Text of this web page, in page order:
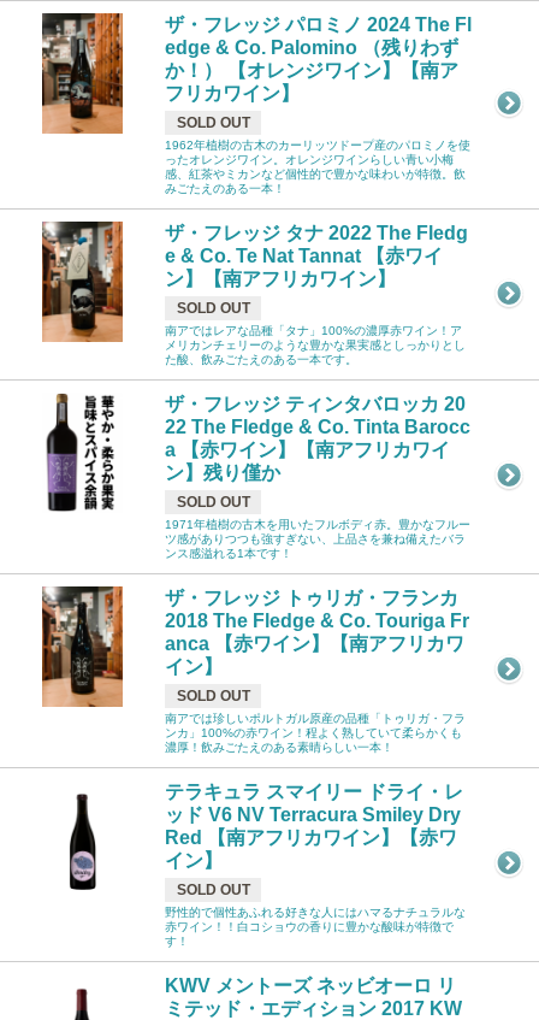
ザ・フレッジ パロミノ 2024 The Fl
edge & Co. Palomino （残りわず
か！） 【オレンジワイン】【南ア
フリカワイン】
SOLD OUT
1962年植樹の古木のカーリッツドープ産のパロミノを使
ったオレンジワイン。オレンジワインらしい青い小梅
感、紅茶やミカンなど個性的で豊かな味わいが特徴。飲
みごたえのある一本！
ザ・フレッジ タナ 2022 The Fledg
e & Co. Te Nat Tannat 【赤ワイ
ン】【南アフリカワイン】
SOLD OUT
南アではレアな品種「タナ」100%の濃厚赤ワイン！ア
メリカンチェリーのような豊かな果実感としっかりとし
た酸、飲みごたえのある一本です。
ザ・フレッジ ティンタバロッカ 20
22 The Fledge & Co. Tinta Barocc
a 【赤ワイン】【南アフリカワイ
ン】残り僅か
SOLD OUT
1971年植樹の古木を用いたフルボディ赤。豊かなフルー
ツ感がありつつも強すぎない、上品さを兼ね備えたバラ
ンス感溢れる1本です！
ザ・フレッジ トゥリガ・フランカ
2018 The Fledge & Co. Touriga Fr
anca 【赤ワイン】【南アフリカワ
イン】
SOLD OUT
南アでは珍しいポルトガル原産の品種「トゥリガ・フラ
ンカ」100%の赤ワイン！程よく熟していて柔らかくも
濃厚！飲みごたえのある素晴らしい一本！
テラキュラ スマイリー ドライ・レ
ッド V6 NV Terracura Smiley Dry
Red 【南アフリカワイン】【赤ワ
イン】
SOLD OUT
野性的で個性あふれる好きな人にはハマるナチュラルな
赤ワイン！！白コショウの香りに豊かな酸味が特徴で
す！
KWV メントーズ ネッビオーロ リ
ミテッド・エディション 2017 KW